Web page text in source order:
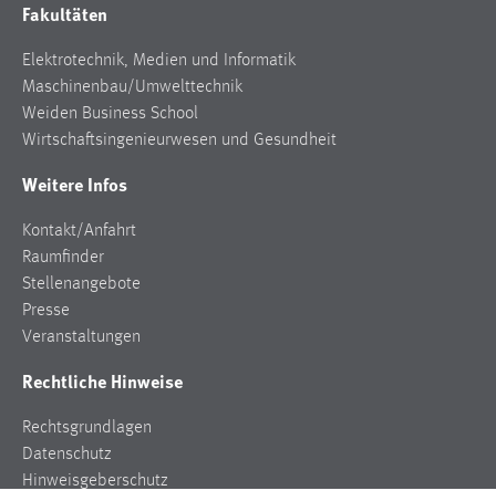
Fakultäten
Elektrotechnik, Medien und Informatik
Maschinenbau/Umwelttechnik
Weiden Business School
Wirtschaftsingenieurwesen und Gesundheit
Weitere Infos
Kontakt/Anfahrt
Raumfinder
Stellenangebote
Presse
Veranstaltungen
Rechtliche Hinweise
Rechtsgrundlagen
Datenschutz
Hinweisgeberschutz